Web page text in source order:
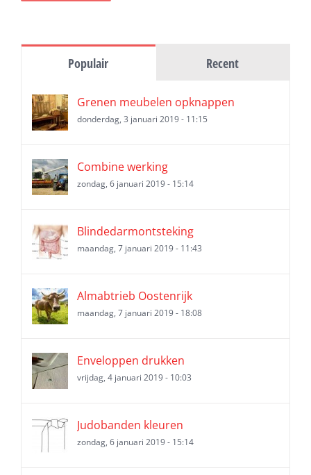
Populair Recent
Grenen meubelen opknappen
donderdag, 3 januari 2019 - 11:15
Combine werking
zondag, 6 januari 2019 - 15:14
Blindedarmontsteking
maandag, 7 januari 2019 - 11:43
Almabtrieb Oostenrijk
maandag, 7 januari 2019 - 18:08
Enveloppen drukken
vrijdag, 4 januari 2019 - 10:03
Judobanden kleuren
zondag, 6 januari 2019 - 15:14